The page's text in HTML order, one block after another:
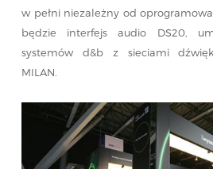
w pełni niezależny od
będzie interfejs audio DS20,
systemów d&b z sieciami
MILAN.